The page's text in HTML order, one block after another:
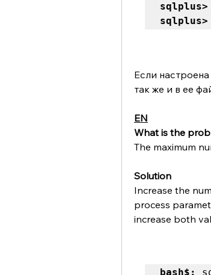
sqlplus>
sqlplus>
Если
так же и в ее
EN
What is the
The maximum
Solution
Increase the
process
increase both
bash$: